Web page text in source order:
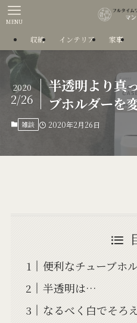
MENU
収納 インテリア 家事
半透明より真
ブホルダーを
2020
2/26
雑談 2020年2月26日
便利なチューブホ
半透明は…
なるべく白でそろ